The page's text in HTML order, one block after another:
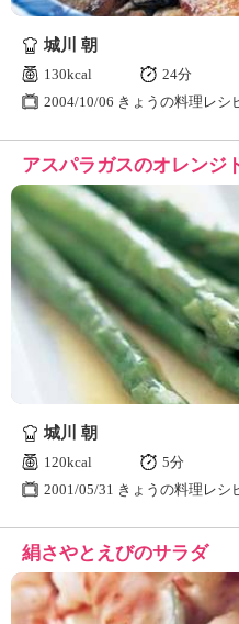
城川 朝
130kcal
24分
2004/10/06 きょうの料理レシ
アスパラガスのオレンジ
城川 朝
120kcal
5分
2001/05/31 きょうの料理レシ
絹さやとえびのサラダ